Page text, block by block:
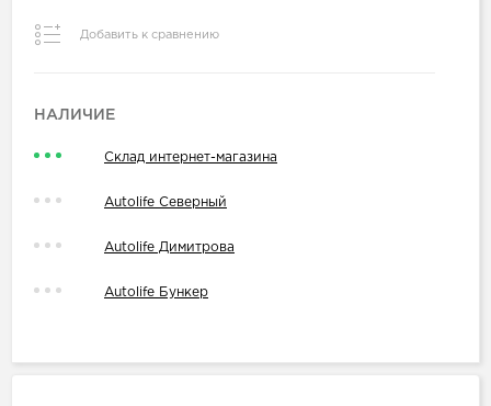
Добавить к сравнению
НАЛИЧИЕ
Склад интернет-магазина
Autolife Северный
Autolife Димитрова
Autolife Бункер